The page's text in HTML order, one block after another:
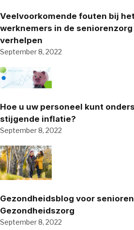
Veelvoorkomende fouten bij
werknemers in de
verhelpen
September 8, 2022
Hoe u uw personeel kunt
stijgende inflatie?
September 8, 2022
Gezondheidsblog voor
Gezondheidszorg
September 8, 2022